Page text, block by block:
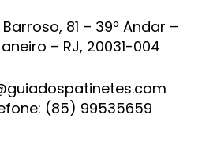
81 – 39º Andar –
– RJ, 20031-004
(85) 99535659